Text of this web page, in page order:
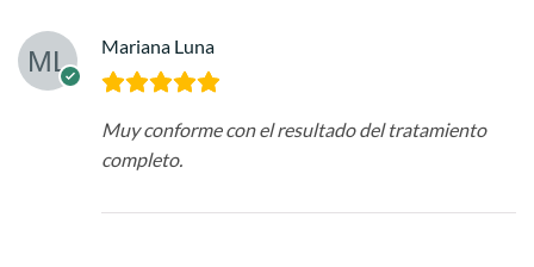
Mariana Luna
Muy conforme con el resultado del tratamiento
completo.